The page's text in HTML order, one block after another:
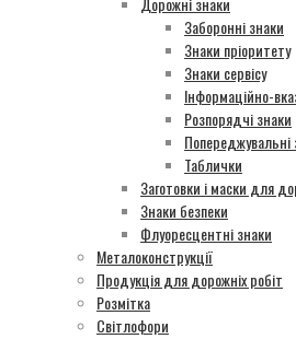
Заборонні знаки
Знаки пріоритету
Знаки сервісу
Інформаційно-
Розпорядчі знаки
Попереджувальні
Таблички
Заготовки і маски для
Знаки безпеки
Флуоресцентні знаки
Металоконструкції
Продукція для дорожніх робіт
Розмітка
Світлофори